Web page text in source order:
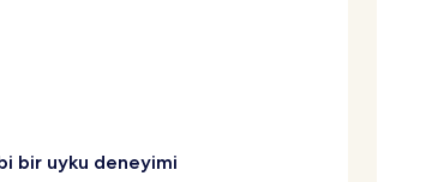
bir uyku deneyimi